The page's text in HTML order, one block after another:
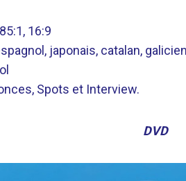
16:9
japonais, catalan,
Spots et Interview.
DVD